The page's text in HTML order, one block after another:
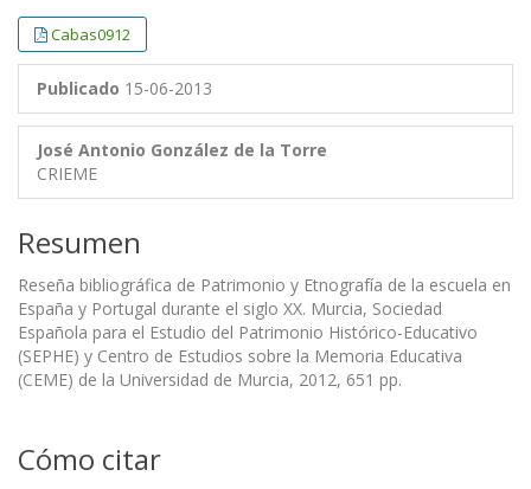
Cabas0912
Publicado 15-06-2013
José Antonio González de la Torre
CRIEME
Resumen
Reseña bibliográfica de Patrimonio y Etnografía de la escuela en
España y Portugal durante el siglo XX. Murcia, Sociedad
Española para el Estudio del Patrimonio Histórico-Educativo
(SEPHE) y Centro de Estudios sobre la Memoria Educativa
(CEME) de la Universidad de Murcia, 2012, 651 pp.
Cómo citar